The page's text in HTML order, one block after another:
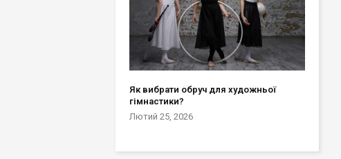
Як вибрати обруч для художньої
гімнастики?
Лютий 25, 2026